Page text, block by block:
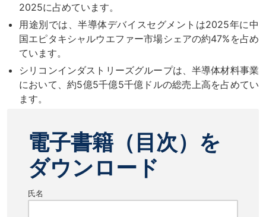
2025に占めています。
用途別では、半導体デバイスセグメントは2025年に中
国エピタキシャルウエファー市場シェアの約47%を占め
ています。
シリコンインダストリーズグループは、半導体材料事業
において、約5億5千億5千億ドルの総売上高を占めてい
ます。
電子書籍（目次）を
ダウンロード
氏名